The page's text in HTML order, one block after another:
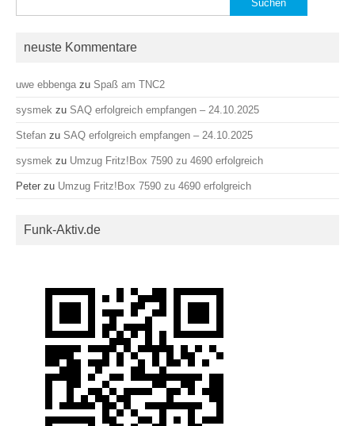
nach:
neuste Kommentare
uwe ebbenga zu Spaß am TNC2
sysmek zu SAQ erfolgreich empfangen – 24.10.2025
Stefan zu SAQ erfolgreich empfangen – 24.10.2025
sysmek zu Umzug Fritz!Box 7590 zu 4690 erfolgreich
Peter zu Umzug Fritz!Box 7590 zu 4690 erfolgreich
Funk-Aktiv.de